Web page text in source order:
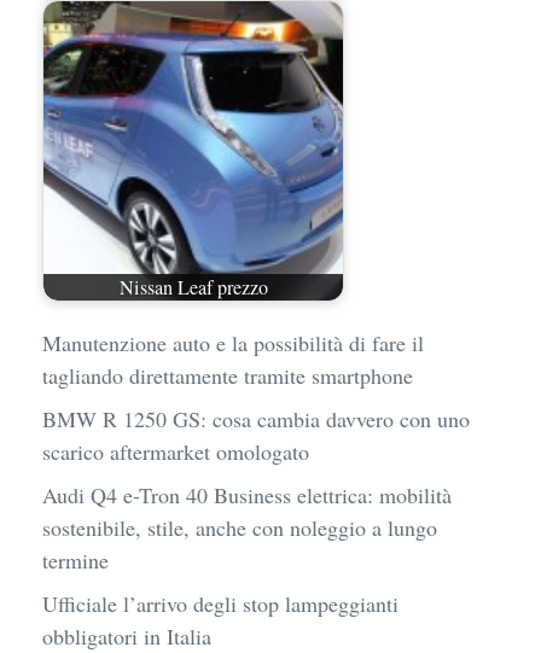
Nissan Leaf prezzo
Manutenzione auto e la possibilità di fare il
tagliando direttamente tramite smartphone
BMW R 1250 GS: cosa cambia davvero con uno
scarico aftermarket omologato
Audi Q4 e-Tron 40 Business elettrica: mobilità
sostenibile, stile, anche con noleggio a lungo
termine
Ufficiale l’arrivo degli stop lampeggianti
obbligatori in Italia